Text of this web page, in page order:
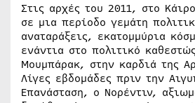
Στις αρχές του 2011, στο
σε μια περίοδο γεμάτη
αναταράξεις, εκατομμύρια
ενάντια στο πολιτικό
Μουμπάρακ, στην καρδιά της
Λίγες εβδομάδες πριν την
Επανάσταση, ο Νορέντιν,